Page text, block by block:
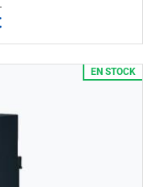
EN STOCK